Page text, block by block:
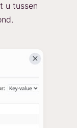
u tussen